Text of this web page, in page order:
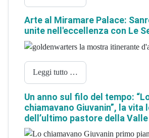
Arte al Miramare Palace:
unite nell'eccellenza con Le
Leggi tutto …
Un anno sul filo del tempo:
chiamavano Giuvanin”, la vita
dell’ultimo pastore della